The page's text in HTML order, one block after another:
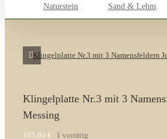
Naturstein Sand & Lehm
Klingelplatte Nr.3 mit 3
Messing
165,00 € 1 vorrätig